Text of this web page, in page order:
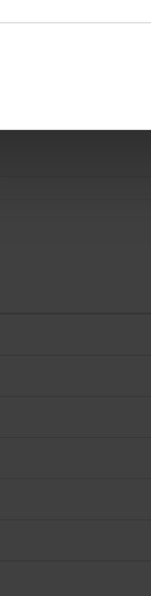
przejazdu
wyścigowym to